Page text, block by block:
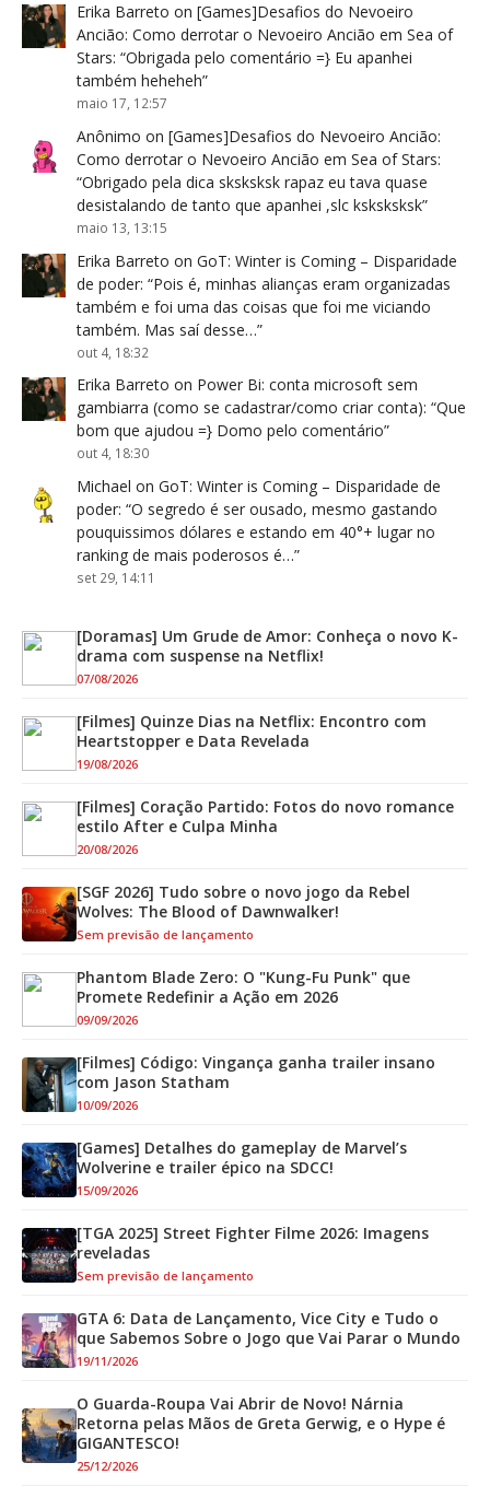
Erika Barreto on [Games]Desafios do Nevoeiro
Ancião: Como derrotar o Nevoeiro Ancião em Sea of
Stars: “Obrigada pelo comentário =} Eu apanhei
também heheheh”
maio 17, 12:57
Anônimo on [Games]Desafios do Nevoeiro Ancião:
Como derrotar o Nevoeiro Ancião em Sea of Stars:
“Obrigado pela dica sksksksk rapaz eu tava quase
desistalando de tanto que apanhei ,slc ksksksksk”
maio 13, 13:15
Erika Barreto on GoT: Winter is Coming – Disparidade
de poder: “Pois é, minhas alianças eram organizadas
também e foi uma das coisas que foi me viciando
também. Mas saí desse…”
out 4, 18:32
Erika Barreto on Power Bi: conta microsoft sem
gambiarra (como se cadastrar/como criar conta): “Que
bom que ajudou =} Domo pelo comentário”
out 4, 18:30
Michael on GoT: Winter is Coming – Disparidade de
poder: “O segredo é ser ousado, mesmo gastando
pouquissimos dólares e estando em 40°+ lugar no
ranking de mais poderosos é…”
set 29, 14:11
[Doramas] Um Grude de Amor: Conheça o novo K-
drama com suspense na Netflix!
07/08/2026
[Filmes] Quinze Dias na Netflix: Encontro com
Heartstopper e Data Revelada
19/08/2026
[Filmes] Coração Partido: Fotos do novo romance
estilo After e Culpa Minha
20/08/2026
[SGF 2026] Tudo sobre o novo jogo da Rebel
Wolves: The Blood of Dawnwalker!
Sem previsão de lançamento
Phantom Blade Zero: O "Kung-Fu Punk" que
Promete Redefinir a Ação em 2026
09/09/2026
[Filmes] Código: Vingança ganha trailer insano
com Jason Statham
10/09/2026
[Games] Detalhes do gameplay de Marvel’s
Wolverine e trailer épico na SDCC!
15/09/2026
[TGA 2025] Street Fighter Filme 2026: Imagens
reveladas
Sem previsão de lançamento
GTA 6: Data de Lançamento, Vice City e Tudo o
que Sabemos Sobre o Jogo que Vai Parar o Mundo
19/11/2026
O Guarda-Roupa Vai Abrir de Novo! Nárnia
Retorna pelas Mãos de Greta Gerwig, e o Hype é
GIGANTESCO!
25/12/2026